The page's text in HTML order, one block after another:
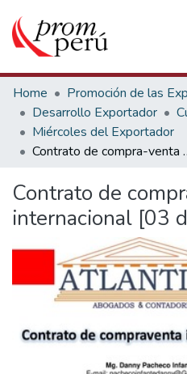
Communities & Collections
All of DSpace
Statistics
Estadísticas Externas
Home
Desarrollo Exportador
Miércoles del Exportador
Contrato de
Contrato de
internacional [03